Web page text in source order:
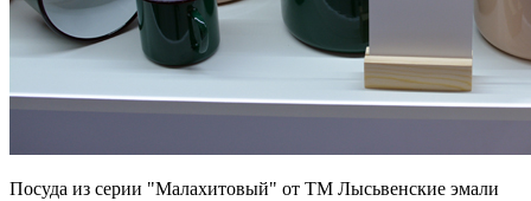
Посуда из серии "Малахитовый" от ТМ Лысьвенские эмали